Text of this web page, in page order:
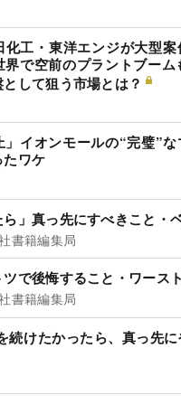
化工・東洋エンジが大型案
界で空前のプラントブー
して狙う市場とは？
」イオンモールの“完璧”
ワケ
ら」真っ先にすべきこと・
書籍編集局
で後悔すること・ワース
書籍編集局
続けたかったら、真っ先に